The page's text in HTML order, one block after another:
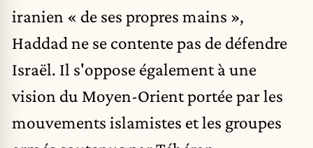
iranien « de ses propres mains »,
Haddad ne se contente pas de défendre
Israël. Il s'oppose également à une
vision du Moyen-Orient portée par les
mouvements islamistes et les groupes